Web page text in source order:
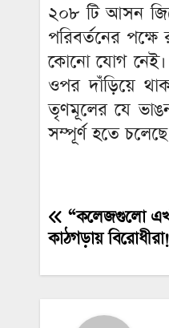
২০৮ টি আসন
পরিবর্তনের
কোনো যোগ নেই।
ওপর দাঁড়িয়ে
তৃণমূলের যে
সম্পূর্ণ হতে
Post
navigation
“কলেজগুলো এখন
কাঠগড়ায় বিরোধীরা!